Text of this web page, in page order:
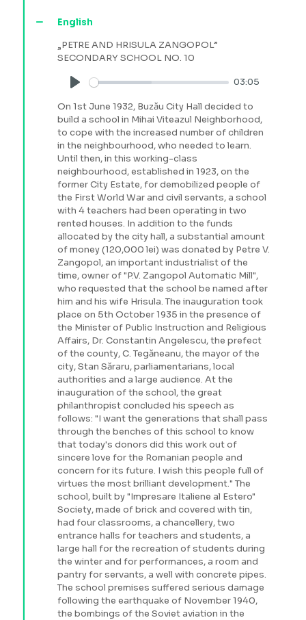
English
„PETRE AND HRISULA ZANGOPOL”
SECONDARY SCHOOL NO. 10
Play
03:05
On 1st June 1932, Buzău City Hall decided to
build a school in Mihai Viteazul Neighborhood,
to cope with the increased number of children
in the neighbourhood, who needed to learn.
Until then, in this working-class
neighbourhood, established in 1923, on the
former City Estate, for demobilized people of
the First World War and civil servants, a school
with 4 teachers had been operating in two
rented houses. In addition to the funds
allocated by the city hall, a substantial amount
of money (120,000 lei) was donated by Petre V.
Zangopol, an important industrialist of the
time, owner of "P.V. Zangopol Automatic Mill",
who requested that the school be named after
him and his wife Hrisula. The inauguration took
place on 5th October 1935 in the presence of
the Minister of Public Instruction and Religious
Affairs, Dr. Constantin Angelescu, the prefect
of the county, C. Tegăneanu, the mayor of the
city, Stan Săraru, parliamentarians, local
authorities and a large audience. At the
inauguration of the school, the great
philanthropist concluded his speech as
follows: "I want the generations that shall pass
through the benches of this school to know
that today's donors did this work out of
sincere love for the Romanian people and
concern for its future. I wish this people full of
virtues the most brilliant development." The
school, built by "Impresare Italiene al Estero"
Society, made of brick and covered with tin,
had four classrooms, a chancellery, two
entrance halls for teachers and students, a
large hall for the recreation of students during
the winter and for performances, a room and
pantry for servants, a well with concrete pipes.
The school premises suffered serious damage
following the earthquake of November 1940,
the bombings of the Soviet aviation in the